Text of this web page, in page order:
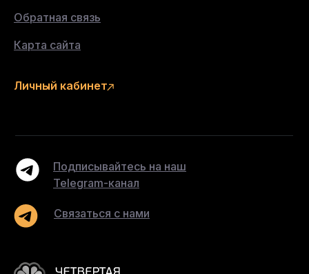
Обратная связь
Карта сайта
Личный кабинет
Связаться с нами
Подписывайтесь на наш
Telegram-канал